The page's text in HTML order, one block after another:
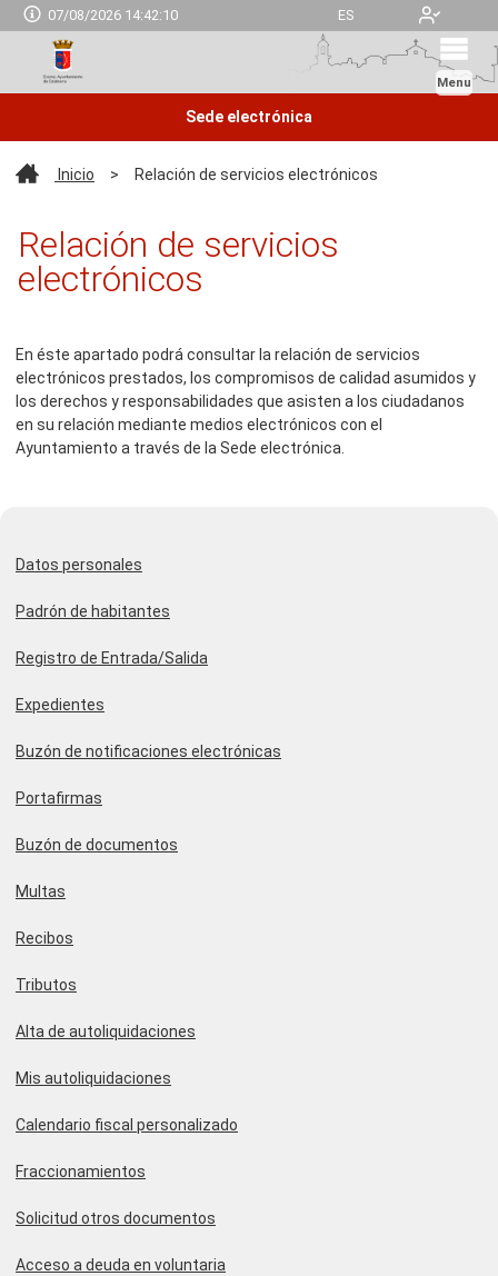
07/08/2026 14:42:11 ES
Menu
Sede electrónica
Inicio > Relación de servicios electrónicos
Relación de servicios
electrónicos
En éste apartado podrá consultar la relación de servicios
electrónicos prestados, los compromisos de calidad asumidos y
los derechos y responsabilidades que asisten a los ciudadanos
en su relación mediante medios electrónicos con el
Ayuntamiento a través de la Sede electrónica.
Datos personales
Padrón de habitantes
Registro de Entrada/Salida
Expedientes
Buzón de notificaciones electrónicas
Portafirmas
Buzón de documentos
Multas
Recibos
Tributos
Alta de autoliquidaciones
Mis autoliquidaciones
Calendario fiscal personalizado
Fraccionamientos
Solicitud otros documentos
Acceso a deuda en voluntaria